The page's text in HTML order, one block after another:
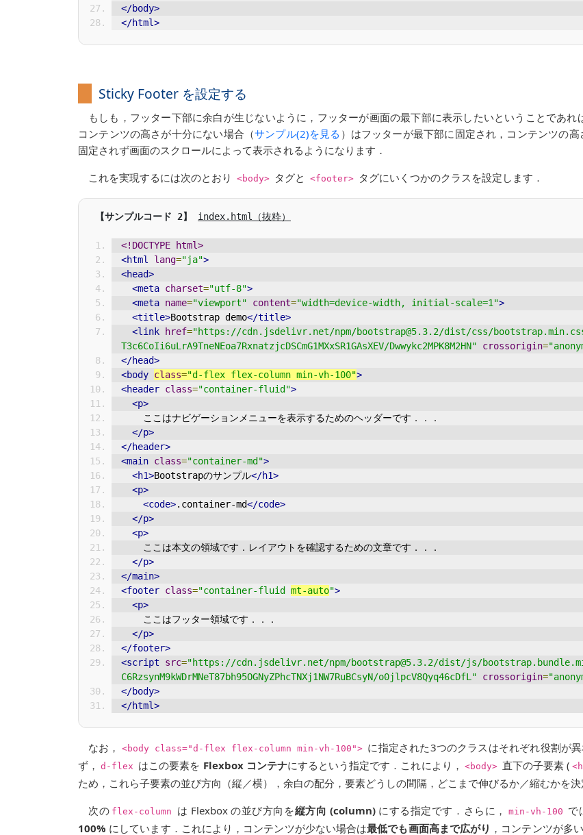
</body>
</html>
Sticky Footer を設定する
もしも，フッター下部に余白が生じないように，フッターが画面の最下部に表示したいということであ
コンテンツの高さが十分にない場合（サンプル(2)を見る ）はフッターが最下部に固定され，コンテンツの
固定されず画面のスクロールによって表示されるようになります．
これを実現するには次のとおり
<body> タグと <footer> タグにいくつかのクラスを設定します．
index.html（抜粋）
<!DOCTYPE html>
<html
lang="ja">
<head>
<meta charset="utf-8">
<meta name="viewport" content="width=device-width, initial-scale=1">
<title>Bootstrap demo</title>
<link
href="https://cdn.jsdelivr.net/npm/bootstrap@5.3.2/dist/css/
T3c6CoIi6uLrA9TneNEoa7RxnatzjcDSCmG1MXxSR1GAsXEV/Dwwykc2MPK8M2HN"
crossorigin=
</head>
<body class="d-flex flex-column min-vh-100">
<header class="container-fluid">
<p>
    ここはナビゲーションメニューを表示するためのヘッダーです．．．
</p>
</header>
<main class="container-md">
<h1>Bootstrapのサンプル</h1>
<p>
<code>.container-md</code>
</p>
<p>
    ここは本文の領域です．レイアウトを確認するための文章です．．．
</p>
</main>
<footer class="container-fluid mt-auto">
<p>
    ここはフッター領域です．．．
</p>
</footer>
<script
src="https://cdn.jsdelivr.net/npm/bootstrap@5.3.2/dist/js/
C6RzsynM9kWDrMNeT87bh95OGNyZPhcTNXj1NW7RuBCsyN/o0jlpcV8Qyq46cDfL"
crossorigin=
</body>
</html>
なお， <body class="d-flex flex-column min-vh-100"> に指定された3つのクラスはそれぞれ役割が
ず，
d-flex はこの要素を Flexbox コンテナにするという指定です．これにより， <body> 直下の子要素 (
ため，これら子要素の並び方向（縦／横），余白の配分，要素どうしの間隔，どこまで伸びるか／縮むかを決
次の flex-column は Flexbox の並び方向を縦方向 (column)にする指定です．さらに， min-vh-100 で
100% にしています．これにより，コンテンツが少ない場合は最低でも画面高まで広がり ，コンテンツが多